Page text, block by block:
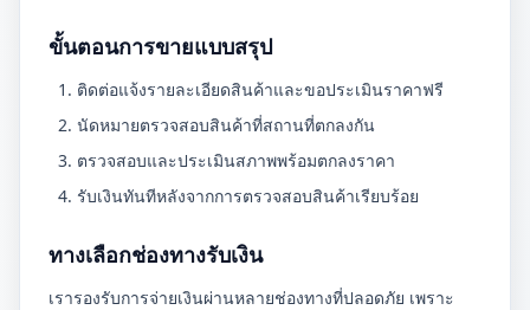
ขั้นตอนการขายแบบสรุป
ติดต่อแจ้งรายละเอียดสินค้าและขอประเมินราคาฟรี
นัดหมายตรวจสอบสินค้าที่สถานที่ตกลงกัน
ตรวจสอบและประเมินสภาพพร้อมตกลงราคา
รับเงินทันทีหลังจากการตรวจสอบสินค้าเรียบร้อย
ทางเลือกช่องทางรับเงิน
เรารองรับการจ่ายเงินผ่านหลายช่องทางที่ปลอดภัย เพราะ